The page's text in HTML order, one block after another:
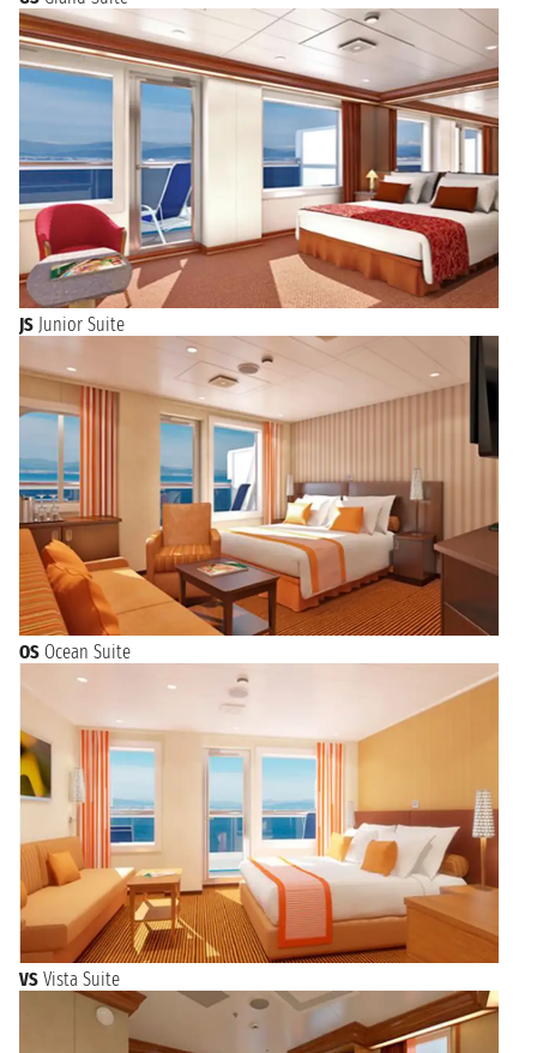
JS Junior Suite
OS Ocean Suite
VS Vista Suite